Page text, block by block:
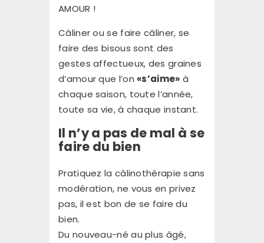
AMOUR !
Câliner ou se faire câliner, se
faire des bisous sont des
gestes affectueux, des graines
d’amour que l’on«s’aime» à
chaque saison, toute l’année,
toute sa vie, à chaque instant.
Il n’y a pas de mal à se
faire du bien
Pratiquez la câlinothérapie sans
modération, ne vous en privez
pas, il est bon de se faire du
bien.
Du nouveau-né au plus âgé,